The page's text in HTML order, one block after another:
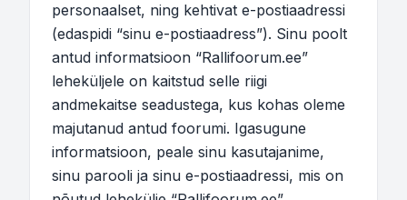
personaalset, ning kehtivat e-postiaadressi
(edaspidi “sinu e-postiaadress”). Sinu poolt
antud informatsioon “Rallifoorum.ee”
leheküljele on kaitstud selle riigi
andmekaitse seadustega, kus kohas oleme
majutanud antud foorumi. Igasugune
informatsioon, peale sinu kasutajanime,
sinu parooli ja sinu e-postiaadressi, mis on